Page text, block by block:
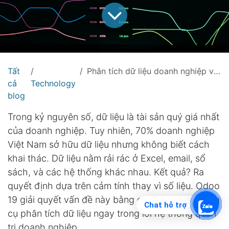
Tất
cả
blog
Technology
Phân tích dữ liệu doanh nghiệp với Odoo 19: Ra quyết định dựa trên số liệu thực tế
Trong kỷ nguyên số, dữ liệu là tài sản quý giá nhất
của doanh nghiệp. Tuy nhiên, 70% doanh nghiệp
Việt Nam sở hữu dữ liệu nhưng không biết cách
khai thác. Dữ liệu nằm rải rác ở Excel, email, sổ
sách, và các hệ thống khác nhau. Kết quả? Ra
quyết định dựa trên cảm tính thay vì số liệu. Odoo
19 giải quyết vấn đề này bằng cách tích hợp công
cụ phân tích dữ liệu ngay trong lõi hệ thống quản
Chat hỗ trợ